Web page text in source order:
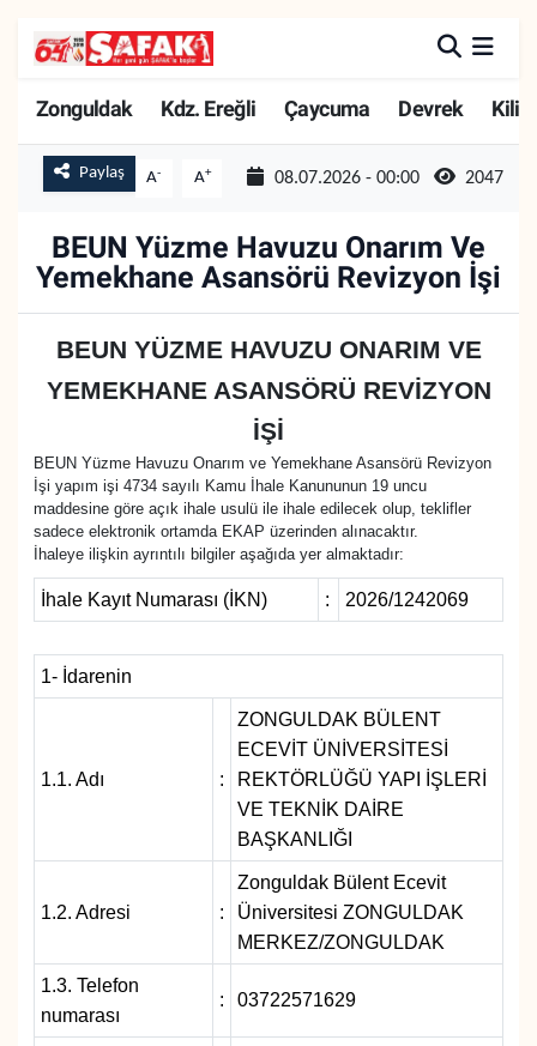
Zonguldak Kdz. Ereğli Çaycuma Devrek
Paylaş A- A+ 08.07.2026 - 00:00 2047
BEUN Yüzme Havuzu Onarım Ve
Yemekhane Asansörü Revizyon İşi
BEUN YÜZME HAVUZU ONARIM VE
YEMEKHANE ASANSÖRÜ REVİZYON
İŞİ
BEUN Yüzme Havuzu Onarım ve Yemekhane Asansörü Revizyon
İşi yapım işi 4734 sayılı Kamu İhale Kanununun 19 uncu
maddesine göre açık ihale usulü ile ihale edilecek olup, teklifler
sadece elektronik ortamda EKAP üzerinden alınacaktır.
İhaleye ilişkin ayrıntılı bilgiler aşağıda yer almaktadır:
İhale Kayıt Numarası (İKN) : 2026/1242069
1- İdarenin
1.1. Adı :
ZONGULDAK BÜLENT
ECEVİT ÜNİVERSİTESİ
REKTÖRLÜĞÜ YAPI İŞLERİ
VE TEKNİK DAİRE
BAŞKANLIĞI
1.2. Adresi :
Zonguldak Bülent Ecevit
Üniversitesi ZONGULDAK
MERKEZ/ZONGULDAK
1.3. Telefon
numarası
: 03722571629
Kdz. Ereğli
Devrek
Asayiş
Spor
Resmi İlan
Zonguldak Hava Durumu
Zonguldak Trafik Yoğunluk Haritası
Süper Lig Puan Durumu ve Fikstür
Tüm Manşetler
Son Dakika Haberleri
Haber Arşivi